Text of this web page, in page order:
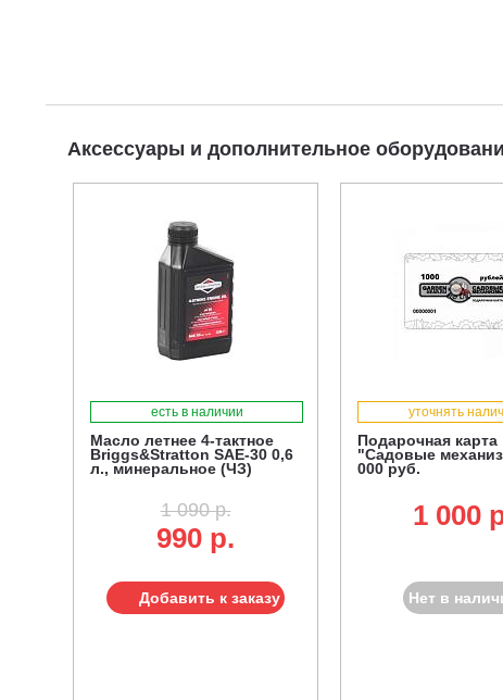
Аксессуары и дополнительное
есть в наличии
Масло летнее 4-тактное
Briggs&Stratton SAE-30 0,6
л., минеральное (ЧЗ)
1 090 р.
990 р.
Добавить к заказу
уточнять
Подарочная карта
"Садовые
000 руб.
1 000
Нет в